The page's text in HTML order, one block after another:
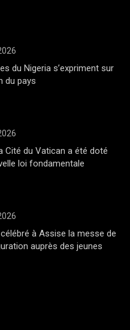
du Nigeria s’expriment sur
du pays
Cité du Vatican a été doté
loi fondamentale
à Assise la messe de
auprès des jeunes